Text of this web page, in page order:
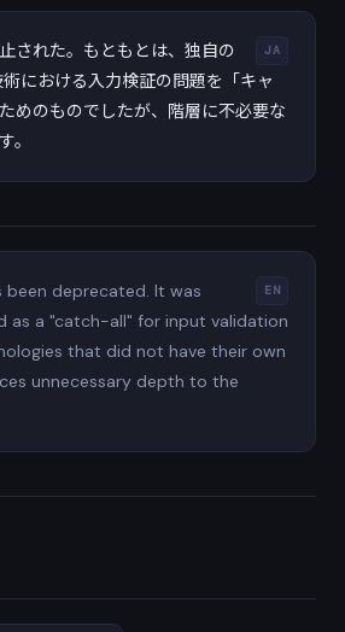
JA
された。もともとは、独自の
における入力検証の問題を「キャ
めのものでしたが、階層に不必要な
。
EN
been deprecated. It was
as a "catch-all" for input validation
that did not have their own
unnecessary depth to the